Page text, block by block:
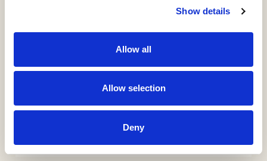
Show details
Allow all
Allow selection
Deny
Materias, derechos, colecciones e identificadores
http://hdl.handle.net/11531/106497
COLLECTIONS
Asignaturas